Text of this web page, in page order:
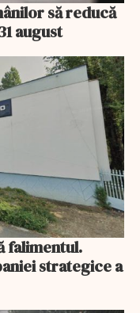
să reducă
august
falimentul.
strategice a